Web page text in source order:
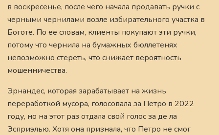
в воскресенье, после чего начала продавать ручки с
черными чернилами возле избирательного участка в
Боготе. По ее словам, клиенты покупают эти ручки,
потому что чернила на бумажных бюллетенях
невозможно стереть, что снижает вероятность
мошенничества.
Эрнандес, которая зарабатывает на жизнь
переработкой мусора, голосовала за Петро в 2022
году, но на этот раз отдала свой голос за де ла
Эсприэлью. Хотя она признала, что Петро не смог